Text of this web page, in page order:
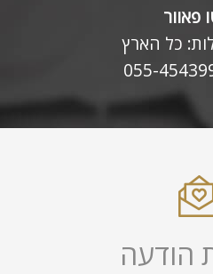
פאוור
כל הארץ
055-
הודעה